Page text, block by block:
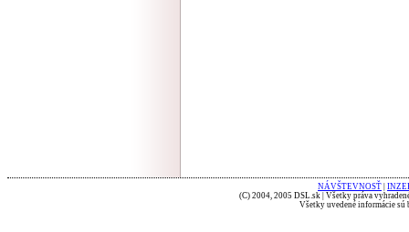
NÁVŠTEVNOSŤ
(C) 2004, 2005 DSL.sk | Všetky práva
Všetky uvedené informácie sú